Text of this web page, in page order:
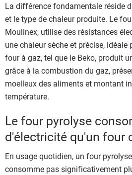
La différence fondamentale réside
et le type de chaleur produite. Le
Moulinex, utilise des résistances
une chaleur sèche et précise, idéale
four à gaz, tel que le Beko, produit
grâce à la combustion du gaz,
moelleux des aliments et montant
température.
Le four pyrolyse
d'électricité qu'un four
En usage quotidien, un four
consomme pas significativement